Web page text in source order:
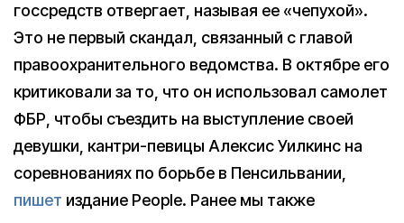
госсредств отвергает, называя ее «чепухой».
Это не первый скандал, связанный с главой
правоохранительного ведомства. В октябре его
критиковали за то, что он использовал самолет
ФБР, чтобы съездить на выступление своей
девушки, кантри-певицы Алексис Уилкинс на
соревнованиях по борьбе в Пенсильвании,
пишет издание People. Ранее мы также